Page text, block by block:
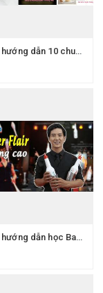
Khóa học hướng dẫn 10 chuyên đề với 35 công thức pha chế hot trend nhất hiện nay
Khóa học hướng dẫn học Bartender Flair nâng cao bài bản nhất